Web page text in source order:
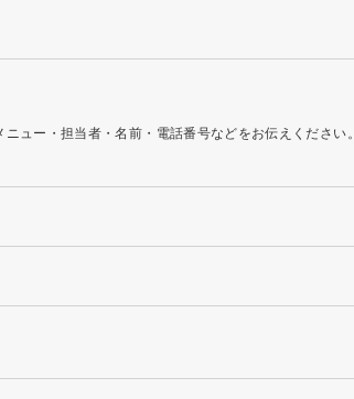
ュー・担当者・名前・電話番号などをお伝えください。